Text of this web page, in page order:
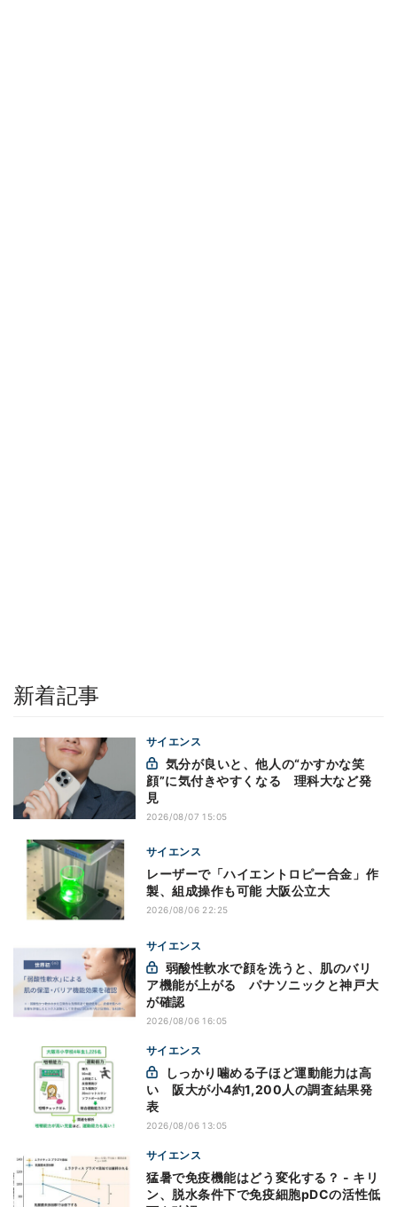
新着記事
サイエンス
顔”に気付きやすくなる 理科大など発
見
2026/08/07 15:05
サイエンス
レーザーで「ハイエントロピー合金」作
製、組成操作も可能 大阪公立大
2026/08/06 22:25
サイエンス
ア機能が上がる パナソニックと神戸大
が確認
2026/08/06 16:05
サイエンス
い 阪大が小4約1,200人の調査結果発
表
2026/08/06 13:05
サイエンス
猛暑で免疫機能はどう変化する？ - キリ
ン、脱水条件下で免疫細胞pDCの活性低